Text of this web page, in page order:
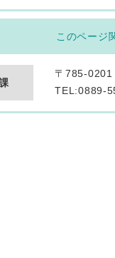
このページ
〒785-0201
TEL:0889-